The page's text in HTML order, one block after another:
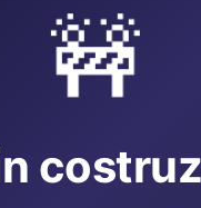
🚧